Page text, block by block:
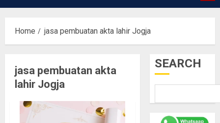
Menu
Home jasa pembuatan akta lahir Jogja
jasa pembuatan akta
lahir Jogja
SEARCH